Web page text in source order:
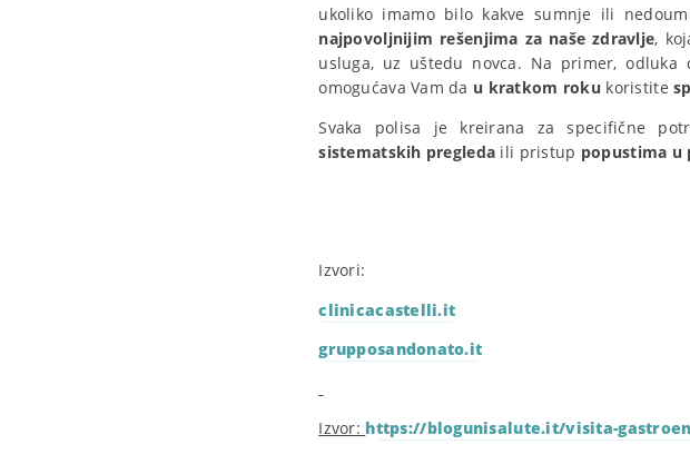
ukoliko imamo bilo kakve sumnje ili
najpovoljnijim rešenjima za naše zdravlje,
usluga, uz uštedu novca. Na primer, odluka
omogućava Vam da u kratkom roku koristite
Svaka polisa je kreirana za specifične
sistematskih pregleda ili pristup popustima u
Izvori:
clinicacastelli.it
grupposandonato.it
Izvor: https://blogunisalute.it/visita-